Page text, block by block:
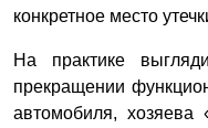
конкретное место
На практике
прекращении
автомобиля, хозяева